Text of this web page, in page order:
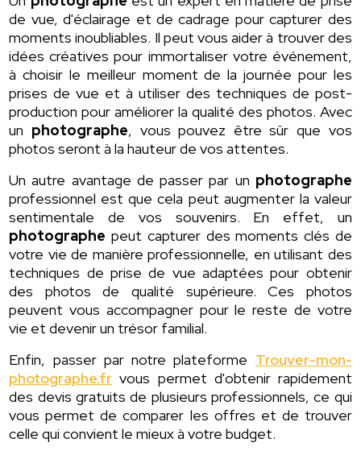
de vue, d'éclairage et de cadrage pour capturer des
moments inoubliables. Il peut vous aider à trouver des
idées créatives pour immortaliser votre événement,
à choisir le meilleur moment de la journée pour les
prises de vue et à utiliser des techniques de post-
production pour améliorer la qualité des photos. Avec
un photographe, vous pouvez être sûr que vos
photos seront à la hauteur de vos attentes.
Un autre avantage de passer par un photographe
professionnel est que cela peut augmenter la valeur
sentimentale de vos souvenirs. En effet, un
photographe peut capturer des moments clés de
votre vie de manière professionnelle, en utilisant des
techniques de prise de vue adaptées pour obtenir
des photos de qualité supérieure. Ces photos
peuvent vous accompagner pour le reste de votre
vie et devenir un trésor familial.
Enfin, passer par notre plateforme Trouver-mon-
photographe.fr vous permet d'obtenir rapidement
des devis gratuits de plusieurs professionnels, ce qui
vous permet de comparer les offres et de trouver
celle qui convient le mieux à votre budget.